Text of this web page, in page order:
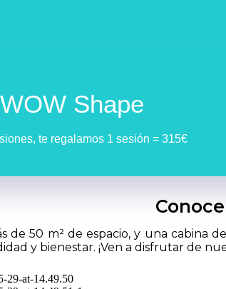
Shape
te regalamos 1 sesión = 315€
de 50 m² de espacio, y una cabina
y bienestar. ¡Ven a disfrutar de